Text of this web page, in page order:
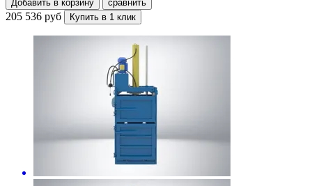
Добавить в корзину сравнить
205 536 руб Купить в 1 клик